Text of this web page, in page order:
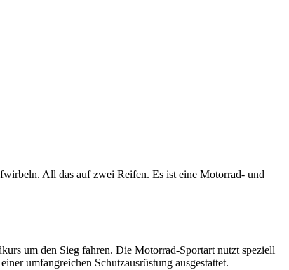
All das auf zwei Reifen. Es ist eine Motorrad- und
um den Sieg fahren. Die Motorrad-Sportart nutzt speziell
umfangreichen Schutzausrüstung ausgestattet.